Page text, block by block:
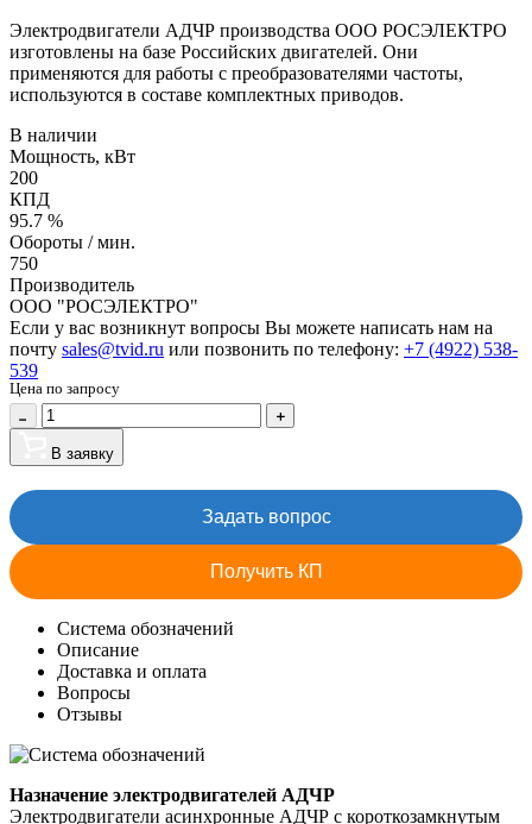
Электродвигатели АДЧР производства ООО РОСЭЛЕКТРО
изготовлены на базе Российских двигателей. Они
применяются для работы с преобразователями частоты,
используются в составе комплектных приводов.
В наличии
Мощность, кВт
200
КПД
95.7 %
Обороты / мин.
750
Производитель
ООО "РОСЭЛЕКТРО"
Если у вас возникнут вопросы Вы можете написать нам на
почту sales@tvid.ru или позвонить по телефону: +7 (4922) 538-
539
Цена по запросу
В заявку
Задать вопрос
Получить КП
Система обозначений
Описание
Доставка и оплата
Вопросы
Отзывы
Назначение электродвигателей АДЧР
Электродвигатели асинхронные АДЧР с короткозамкнутым